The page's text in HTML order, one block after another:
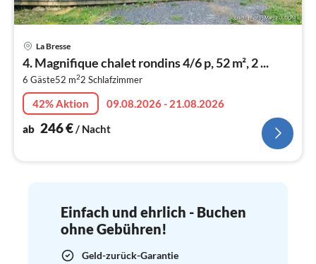
La Bresse
4. Magnifique chalet rondins 4/6 p, 52 m², 2 ...
6 Gäste52 m22 Schlafzimmer
42% Aktion
09.08.2026 - 21.08.2026
ab 246€/ Nacht
Einfach und ehrlich - Buchen
ohne Gebühren!
Geld-zurück-Garantie